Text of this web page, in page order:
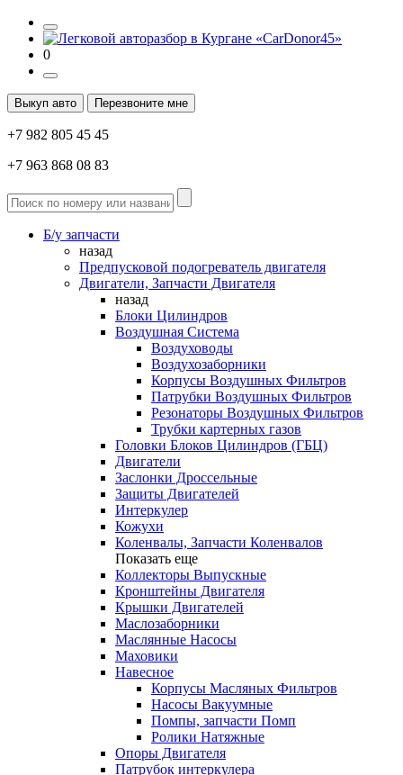
0
Выкуп авто Перезвоните мне
+7 982 805 45 45
+7 963 868 08 83
Б/у запчасти
назад
Предпусковой подогреватель двигателя
Двигатели, Запчасти Двигателя
назад
Блоки Цилиндров
Воздушная Система
Воздуховоды
Воздухозаборники
Корпусы Воздушных Фильтров
Патрубки Воздушных Фильтров
Резонаторы Воздушных Фильтров
Трубки картерных газов
Головки Блоков Цилиндров (ГБЦ)
Двигатели
Заслонки Дроссельные
Защиты Двигателей
Интеркулер
Кожухи
Коленвалы, Запчасти Коленвалов
Показать еще
Коллекторы Выпускные
Кронштейны Двигателя
Крышки Двигателей
Маслозаборники
Маслянные Насосы
Маховики
Навесное
Корпусы Масляных Фильтров
Насосы Вакуумные
Помпы, запчасти Помп
Ролики Натяжные
Опоры Двигателя
Патрубок интеркулера